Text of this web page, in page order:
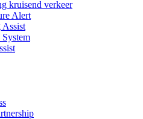
kruisend verkeer
Alert
Assist